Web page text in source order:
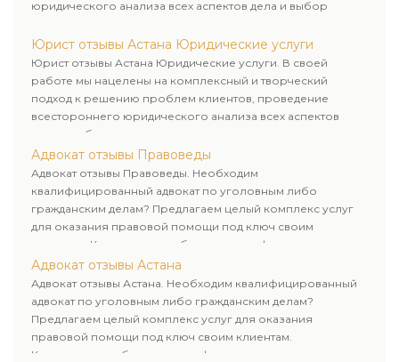
юридического анализа всех аспектов дела и выбор
Юрист отзывы Астана Юридические услуги
Юрист отзывы Астана Юридические услуги. В своей
работе мы нацелены на комплексный и творческий
подход к решению проблем клиентов, проведение
всестороннего юридического анализа всех аспектов
дела и выбор рационального пути для его успешного
завершения.
Адвокат отзывы Правоведы
Адвокат отзывы Правоведы. Необходим
квалифицированный адвокат по уголовным либо
гражданским делам? Предлагаем целый комплекс услуг
для оказания правовой помощи под ключ своим
клиентам. Комплексное обслуживание физических и
юридических лиц. Индивидуальный подход к каждому
клиенту.
Адвокат отзывы Астана
Адвокат отзывы Астана. Необходим квалифицированный
адвокат по уголовным либо гражданским делам?
Предлагаем целый комплекс услуг для оказания
правовой помощи под ключ своим клиентам.
Комплексное обслуживание физических и юридических